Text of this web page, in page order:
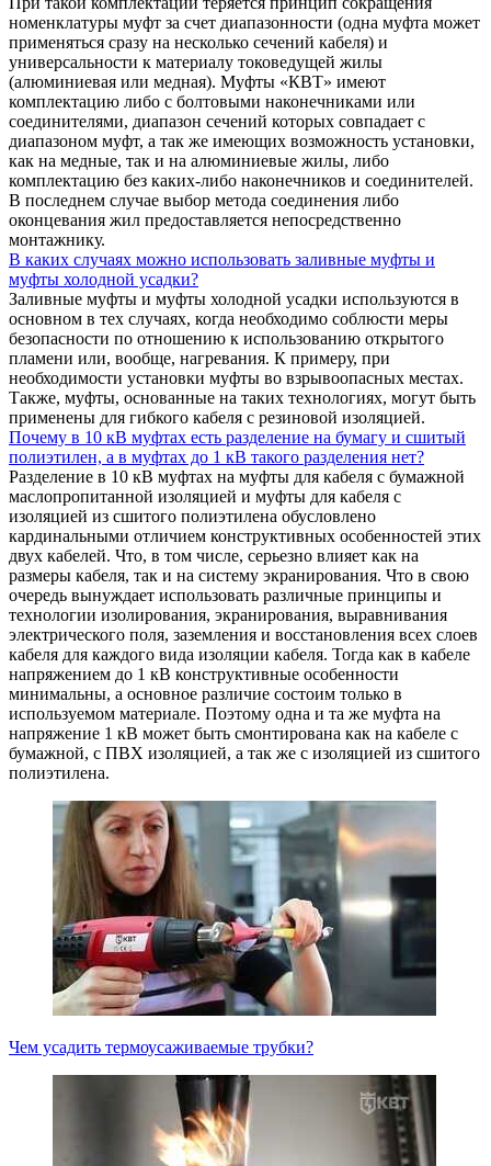
номенклатуры муфт за счет диапазонности (одна муфта может
применяться сразу на несколько сечений кабеля) и
универсальности к материалу токоведущей жилы
(алюминиевая или медная). Муфты «КВТ» имеют
комплектацию либо с болтовыми наконечниками или
соединителями, диапазон сечений которых совпадает с
диапазоном муфт, а так же имеющих возможность установки,
как на медные, так и на алюминиевые жилы, либо
комплектацию без каких-либо наконечников и соединителей.
В последнем случае выбор метода соединения либо
оконцевания жил предоставляется непосредственно
монтажнику.
В каких случаях можно использовать заливные муфты и
муфты холодной усадки?
Заливные муфты и муфты холодной усадки используются в
основном в тех случаях, когда необходимо соблюсти меры
безопасности по отношению к использованию открытого
пламени или, вообще, нагревания. К примеру, при
необходимости установки муфты во взрывоопасных местах.
Также, муфты, основанные на таких технологиях, могут быть
применены для гибкого кабеля с резиновой изоляцией.
Почему в 10 кВ муфтах есть разделение на бумагу и сшитый
полиэтилен, а в муфтах до 1 кВ такого разделения нет?
Разделение в 10 кВ муфтах на муфты для кабеля с бумажной
маслопропитанной изоляцией и муфты для кабеля с
изоляцией из сшитого полиэтилена обусловлено
кардинальными отличием конструктивных особенностей этих
двух кабелей. Что, в том числе, серьезно влияет как на
размеры кабеля, так и на систему экранирования. Что в свою
очередь вынуждает использовать различные принципы и
технологии изолирования, экранирования, выравнивания
электрического поля, заземления и восстановления всех слоев
кабеля для каждого вида изоляции кабеля. Тогда как в кабеле
напряжением до 1 кВ конструктивные особенности
минимальны, а основное различие состоим только в
используемом материале. Поэтому одна и та же муфта на
напряжение 1 кВ может быть смонтирована как на кабеле с
бумажной, с ПВХ изоляцией, а так же с изоляцией из сшитого
полиэтилена.
Чем усадить термоусаживаемые трубки?